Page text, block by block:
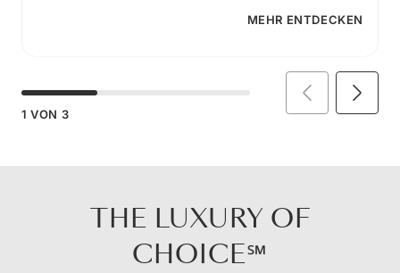
MEHR ENTDECKEN
1 VON 3
THE LUXURY OF
CHOICE℠